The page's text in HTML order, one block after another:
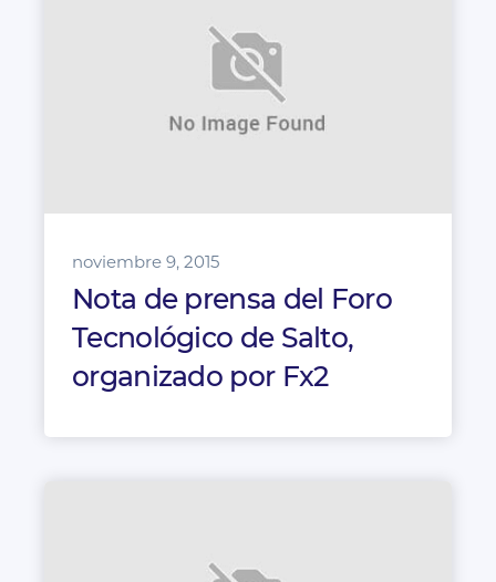
noviembre 9, 2015
Nota de prensa del Foro
Tecnológico de Salto,
organizado por Fx2